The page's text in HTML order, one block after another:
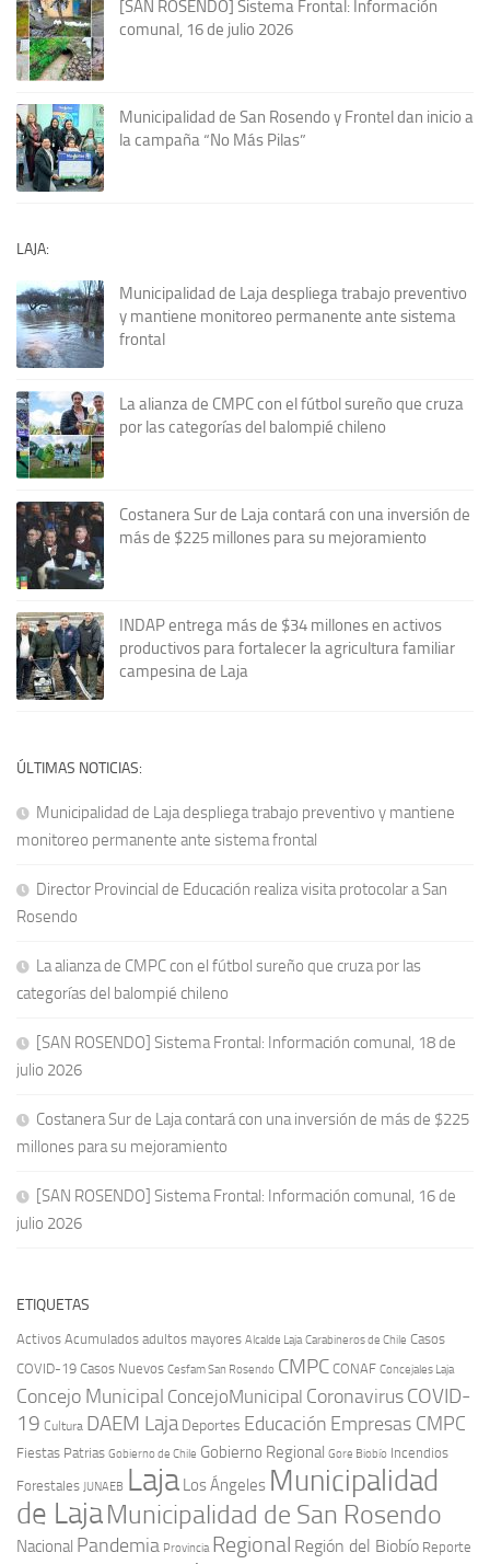
[SAN ROSENDO] Sistema Frontal: Información
comunal, 16 de julio 2026
Municipalidad de San Rosendo y Frontel dan inicio a
la campaña “No Más Pilas”
LAJA:
Municipalidad de Laja despliega trabajo preventivo
y mantiene monitoreo permanente ante sistema
frontal
La alianza de CMPC con el fútbol sureño que cruza
por las categorías del balompié chileno
Costanera Sur de Laja contará con una inversión de
más de $225 millones para su mejoramiento
INDAP entrega más de $34 millones en activos
productivos para fortalecer la agricultura familiar
campesina de Laja
ÚLTIMAS NOTICIAS:
Municipalidad de Laja despliega trabajo preventivo y mantiene
monitoreo permanente ante sistema frontal
Director Provincial de Educación realiza visita protocolar a San
Rosendo
La alianza de CMPC con el fútbol sureño que cruza por las
categorías del balompié chileno
[SAN ROSENDO] Sistema Frontal: Información comunal, 18 de
julio 2026
Costanera Sur de Laja contará con una inversión de más de $225
millones para su mejoramiento
[SAN ROSENDO] Sistema Frontal: Información comunal, 16 de
julio 2026
ETIQUETAS
Activos Acumulados adultos mayores Alcalde Laja Carabineros de Chile Casos
COVID-19 Casos Nuevos Cesfam San Rosendo CMPC CONAF Concejales Laja
Concejo Municipal ConcejoMunicipal CoronavirusCOVID-
19 Cultura DAEM Laja Deportes Educación Empresas CMPC
Fiestas Patrias Gobierno de Chile Gobierno Regional Gore Biobío Incendios
Forestales JUNAEB Laja Los Ángeles Municipalidad
de LajaMunicipalidad de San Rosendo
Nacional Pandemia Provincia Regional Región del Biobío Reporte